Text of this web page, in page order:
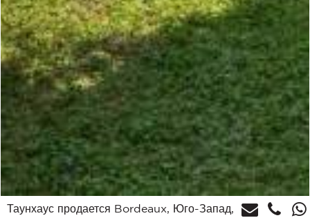
Таунхаус продается Bordeaux, Юго-Запад,